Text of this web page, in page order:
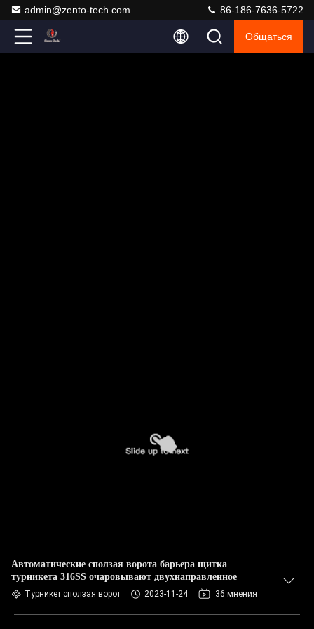
admin@zento-tech.com 86-186-7636-5722
Общаться
Автоматические сползая ворота барьера щитка
турникета 316SS очаровывают двухнаправленное
Турникет сползая ворот 2023-11-24 36 мнения